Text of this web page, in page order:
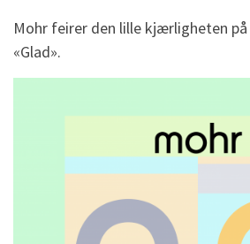
Mohr feirer den lille kjærligheten på
«Glad».